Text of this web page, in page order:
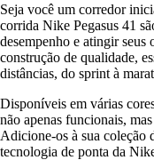
Seja você um corredor
corrida Nike Pegasus 41
desempenho e atingir seus
construção de qualidade,
distâncias, do sprint à
Disponíveis em várias
não apenas funcionais,
Adicione-os à sua coleção
tecnologia de ponta da